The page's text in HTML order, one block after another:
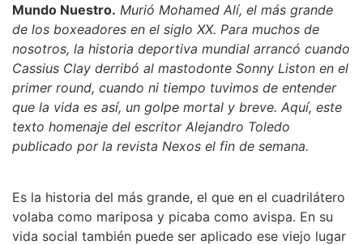
Mundo Nuestro. Murió Mohamed Alí, el más grande
de los boxeadores en el siglo XX. Para muchos de
nosotros, la historia deportiva mundial arrancó cuando
Cassius Clay derribó al mastodonte Sonny Liston en el
primer round, cuando ni tiempo tuvimos de entender
que la vida es así, un golpe mortal y breve. Aquí, este
texto homenaje del escritor Alejandro Toledo
publicado por la revista Nexos el fin de semana.
Es la historia del más grande, el que en el cuadrilátero
volaba como mariposa y picaba como avispa. En su
vida social también puede ser aplicado ese viejo lugar